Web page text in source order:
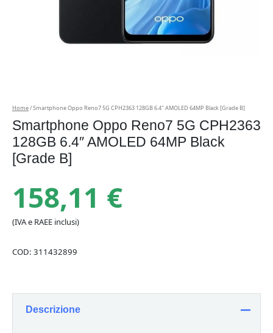
Home/ Smartphone Oppo Reno7 5G CPH2363 128GB 6.4″ AMOLED 64MP Black [Grade B]
Smartphone Oppo Reno7 5G CPH2363
128GB 6.4″ AMOLED 64MP Black
[Grade B]
158,11 €
(IVA e RAEE inclusi)
COD: 311432899
Descrizione